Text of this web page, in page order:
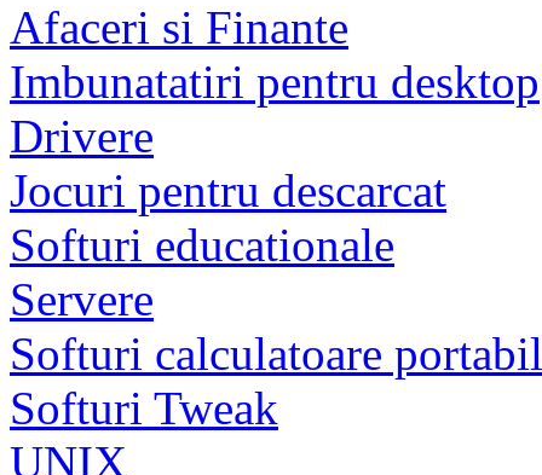
Afaceri si Finante
Imbunatatiri pentru desktop
Drivere
Jocuri pentru descarcat
Softuri educationale
Servere
Softuri calculatoare
Softuri Tweak
UNIX